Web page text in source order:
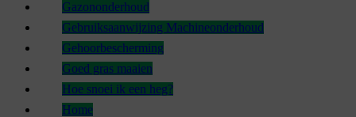
Gazononderhoud
Gebruiksaanwijzing Machineonderhoud
Gehoorbescherming
Goed gras maaien
Hoe snoei ik een heg?
Home